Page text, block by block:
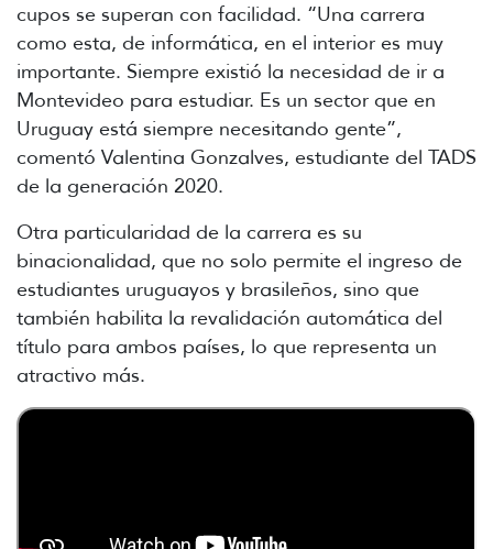
cupos se superan con facilidad. “Una carrera
como esta, de informática, en el interior es muy
importante. Siempre existió la necesidad de ir a
Montevideo para estudiar. Es un sector que en
Uruguay está siempre necesitando gente”,
comentó Valentina Gonzalves, estudiante del TADS
de la generación 2020.
Otra particularidad de la carrera es su
binacionalidad, que no solo permite el ingreso de
estudiantes uruguayos y brasileños, sino que
también habilita la revalidación automática del
título para ambos países, lo que representa un
atractivo más.